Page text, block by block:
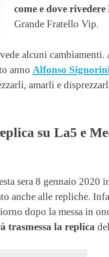
come e dove
Grande Fratello Vip.
alcuni cambiamenti.
anno Alfonso
amarli e
su La5 e
sera 8 gennaio 2020
anche alle repliche.
dopo la messa in
trasmessa la replica